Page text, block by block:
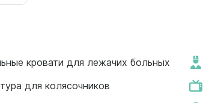
кровати для лежачих больных
для колясочников